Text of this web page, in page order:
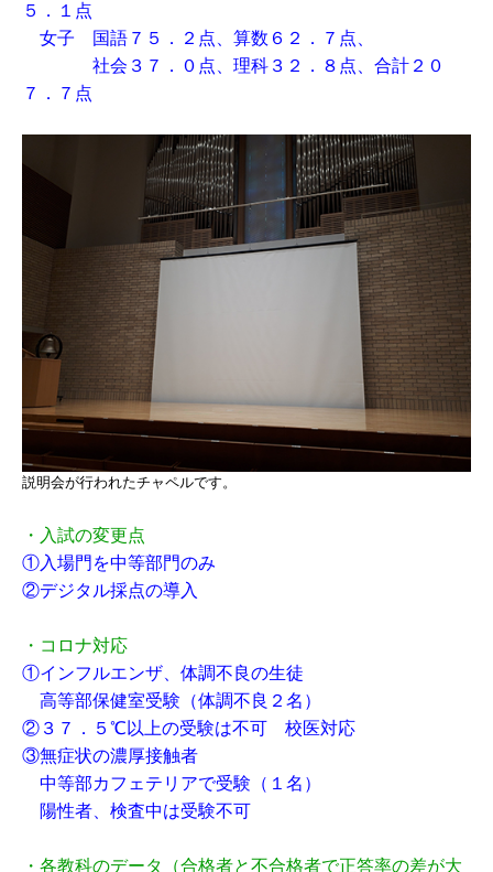
５．１点
女子 国語７５．２点、算数６２．７点、
社会３７．０点、理科３２．８点、合計２０
７．７点
説明会が行われたチャペルです。
・入試の変更点
①入場門を中等部門のみ
②デジタル採点の導入
・コロナ対応
①インフルエンザ、体調不良の生徒
高等部保健室受験（体調不良２名）
②３７．５℃以上の受験は不可 校医対応
③無症状の濃厚接触者
中等部カフェテリアで受験（１名）
陽性者、検査中は受験不可
・各教科のデータ（合格者と不合格者で正答率の差が大